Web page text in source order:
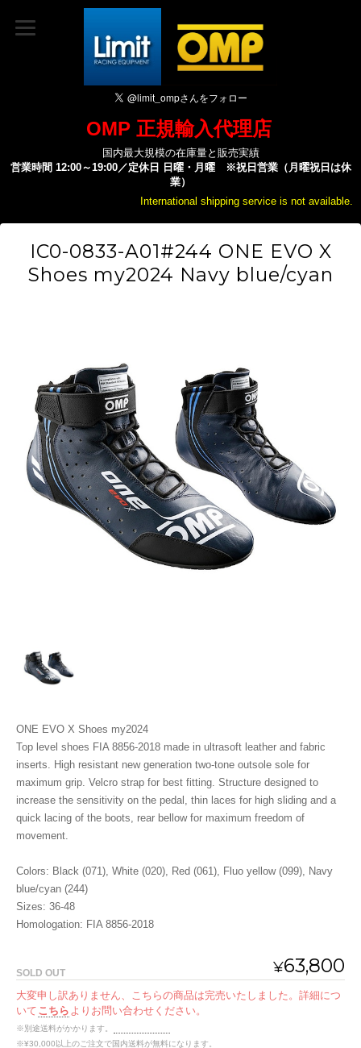
OMP 正規輸入代理店
国内最大規模の在庫量と販売実績
営業時間 12:00～19:00／定休日 日曜・月曜 ※祝日営業（月曜祝日は休
業）
International shipping service is not available.
IC0-0833-A01#244 ONE EVO X
Shoes my2024 Navy blue/cyan
ONE EVO X Shoes my2024
Top level shoes FIA 8856-2018 made in ultrasoft leather and fabric
inserts. High resistant new generation two-tone outsole sole for
maximum grip. Velcro strap for best fitting. Structure designed to
increase the sensitivity on the pedal, thin laces for high sliding and a
quick lacing of the boots, rear bellow for maximum freedom of
movement.
Colors: Black (071), White (020), Red (061), Fluo yellow (099), Navy
blue/cyan (244)
Sizes: 36-48
Homologation: FIA 8856-2018
¥63,800
SOLD OUT
大変申し訳ありません、こちらの商品は完売いたしました。詳細につ
いて こちら よりお問い合わせください。
※別途送料がかかります。
※¥30,000以上のご注文で国内送料が無料になります。